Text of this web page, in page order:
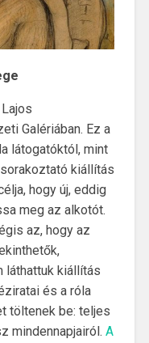
Galériában. Ez a
látogatóktól, mint
kiállítás
hogy új, eddig
meg az alkotót.
az, hogy az
láthattuk kiállítás
és a róla
töltenek be: teljes
mindennapjairól. A